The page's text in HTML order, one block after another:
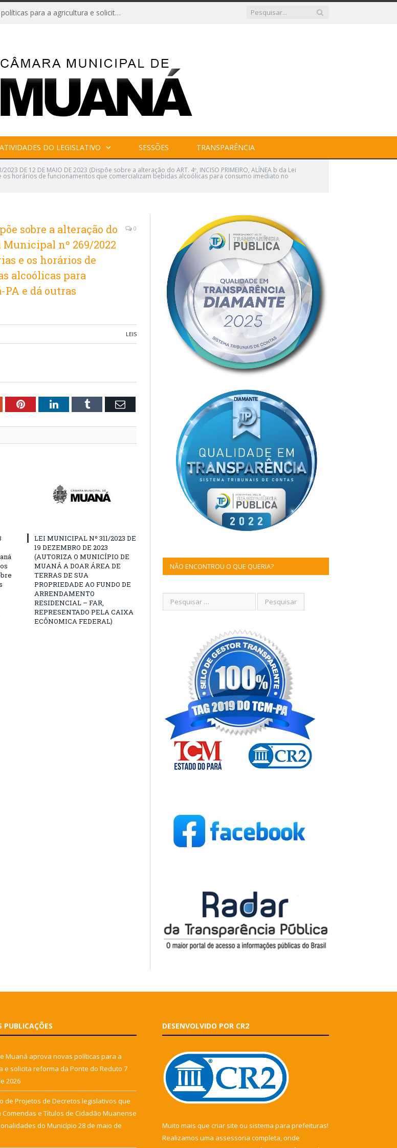
Câmara de Muaná aprova novas políticas para a agricultura e solicita reforma da Ponte do Reduto
ATIVIDADES DO LEGISLATIVO SESSÕES TRANSPARÊNCIA
2023 DE 12 DE MAIO DE 2023 (Dispõe sobre a alteração do ART. 4º, INCISO PRIMEIRO, ALÍNEA b da Lei
os horários de funcionamentos que comercializam bebidas alcoólicas para consumo imediato no
sobre a alteração do
Municipal nº 269/2022
e os horários de
alcoólicas para
e dá outras
0
LEIS
PinterestLinkedInTumblr Email
LEI MUNICIPAL Nº 311/2023 DE
19 DEZEMBRO DE 2023
(AUTORIZA O MUNICÍPIO DE
MUANÁ A DOAR ÁREA DE
TERRAS DE SUA
PROPRIEDADE AO FUNDO DE
ARRENDAMENTO
RESIDENCIAL – FAR,
REPRESENTADO PELA CAIXA
ECÔNOMICA FEDERAL)
NÃO ENCONTROU O QUE QUERIA?
PUBLICAÇÕES
Muaná aprova novas políticas para a
e solicita reforma da Ponte do Reduto 7
2026
de Projetos de Decretos legislativos que
Comendas e Títulos de Cidadão Muanense
do Município 28 de maio de
DESENVOLVIDO POR CR2
Muito mais que criar site ou sistema para prefeituras!
Realizamos uma assessoria completa, onde